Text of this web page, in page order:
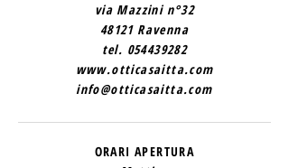
via Mazzini n°32
48121 Ravenna
tel. 054439282
www.otticasaitta.com
info@otticasaitta.com
ORARI APERTURA